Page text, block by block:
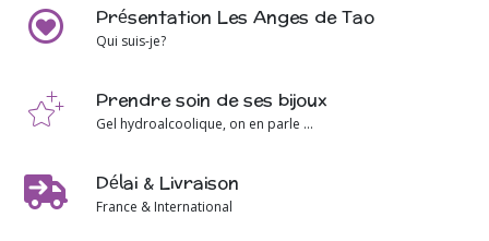
Présentation Les Anges de Tao
Qui suis-je?
Prendre soin de ses bijoux
Gel hydroalcoolique, on en parle ...
Délai & Livraison
France & International